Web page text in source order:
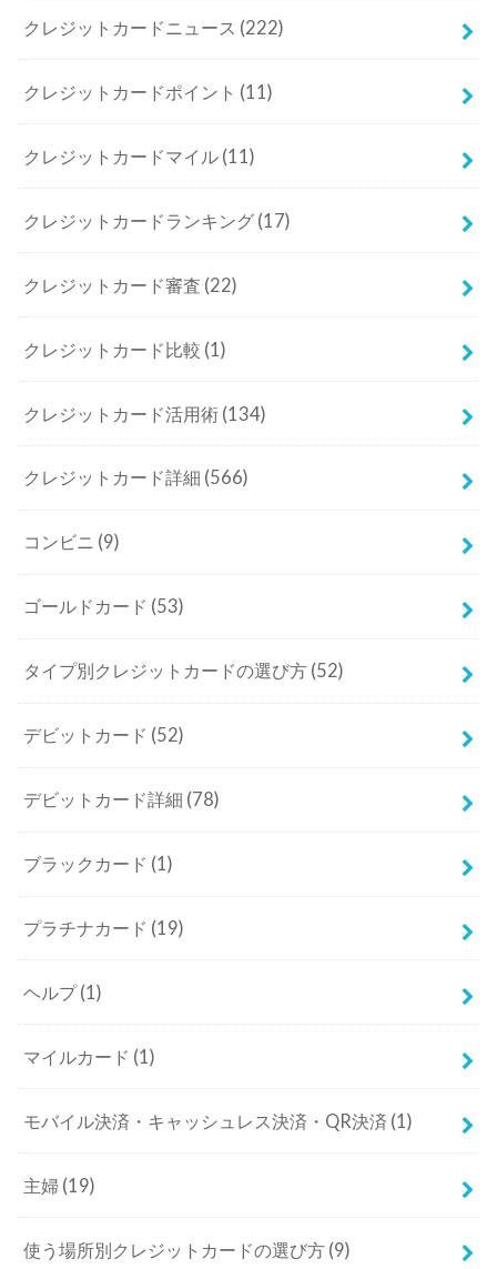
クレジットカードニュース (222)
クレジットカードポイント (11)
クレジットカードマイル (11)
クレジットカードランキング (17)
クレジットカード審査 (22)
クレジットカード比較 (1)
クレジットカード活用術 (134)
クレジットカード詳細 (566)
コンビニ (9)
ゴールドカード (53)
タイプ別クレジットカードの選び方 (52)
デビットカード (52)
デビットカード詳細 (78)
ブラックカード (1)
プラチナカード (19)
ヘルプ(1)
マイルカード (1)
モバイル決済・キャッシュレス決済・QR決済 (1)
主婦 (19)
使う場所別クレジットカードの選び方 (9)